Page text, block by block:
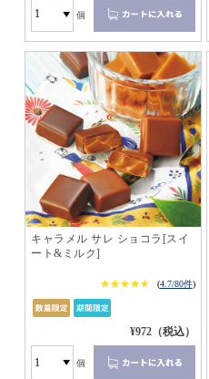
個
キャラメル サレ ショコラ[スイ
ート&ミルク]
★★★★★
★★★★★ (4.7/80件)
¥972（税込）
個